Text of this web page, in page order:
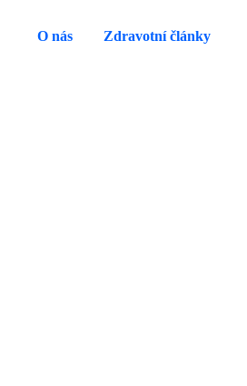
O nás Zdravotní články